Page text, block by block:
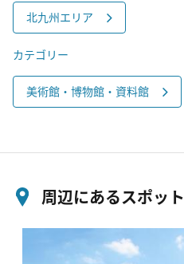
北九州エリア
カテゴリー
美術館・博物館・資料館
周辺にあるスポット